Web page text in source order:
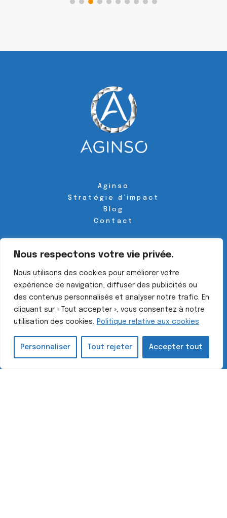
Nous respectons votre vie privée.
Nous utilisons des cookies pour améliorer votre
expérience de navigation, diffuser des publicités ou
des contenus personnalisés et analyser notre trafic. En
cliquant sur « Tout accepter », vous consentez à notre
utilisation des cookies. Politique relative aux cookies
Personnaliser Tout rejeter Accepter tout
Aginso
Stratégie d’impact
Blog
Contact

© 2024 Aginso ・tous droits réservés・Design by Agence